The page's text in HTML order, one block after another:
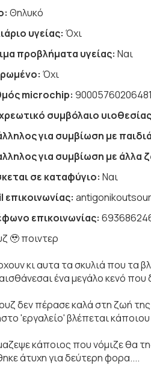
Θηλυκό
υγείας: Όχι
προβλήματα υγείας: Ναι
Όχι
microchip:
συμβόλαιο
για συμβίωση με
για συμβίωση με άλλα
σε καταφύγιο: Ναι
επικοινωνίας:
επικοινωνίας:
🥹 ποιντερ
κι αυτα τα σκυλιά που τα
ένα μεγάλο κενό
δεν πέρασε καλά στη ζωή
'εργαλείο' βλέπεται
κάποιος που νόμιζε θα
άτυχη για δεύτερη φορα....